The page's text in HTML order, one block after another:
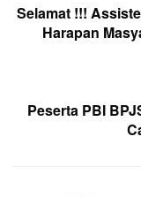
s
Selamat !!!
Harapan
Peserta PBI